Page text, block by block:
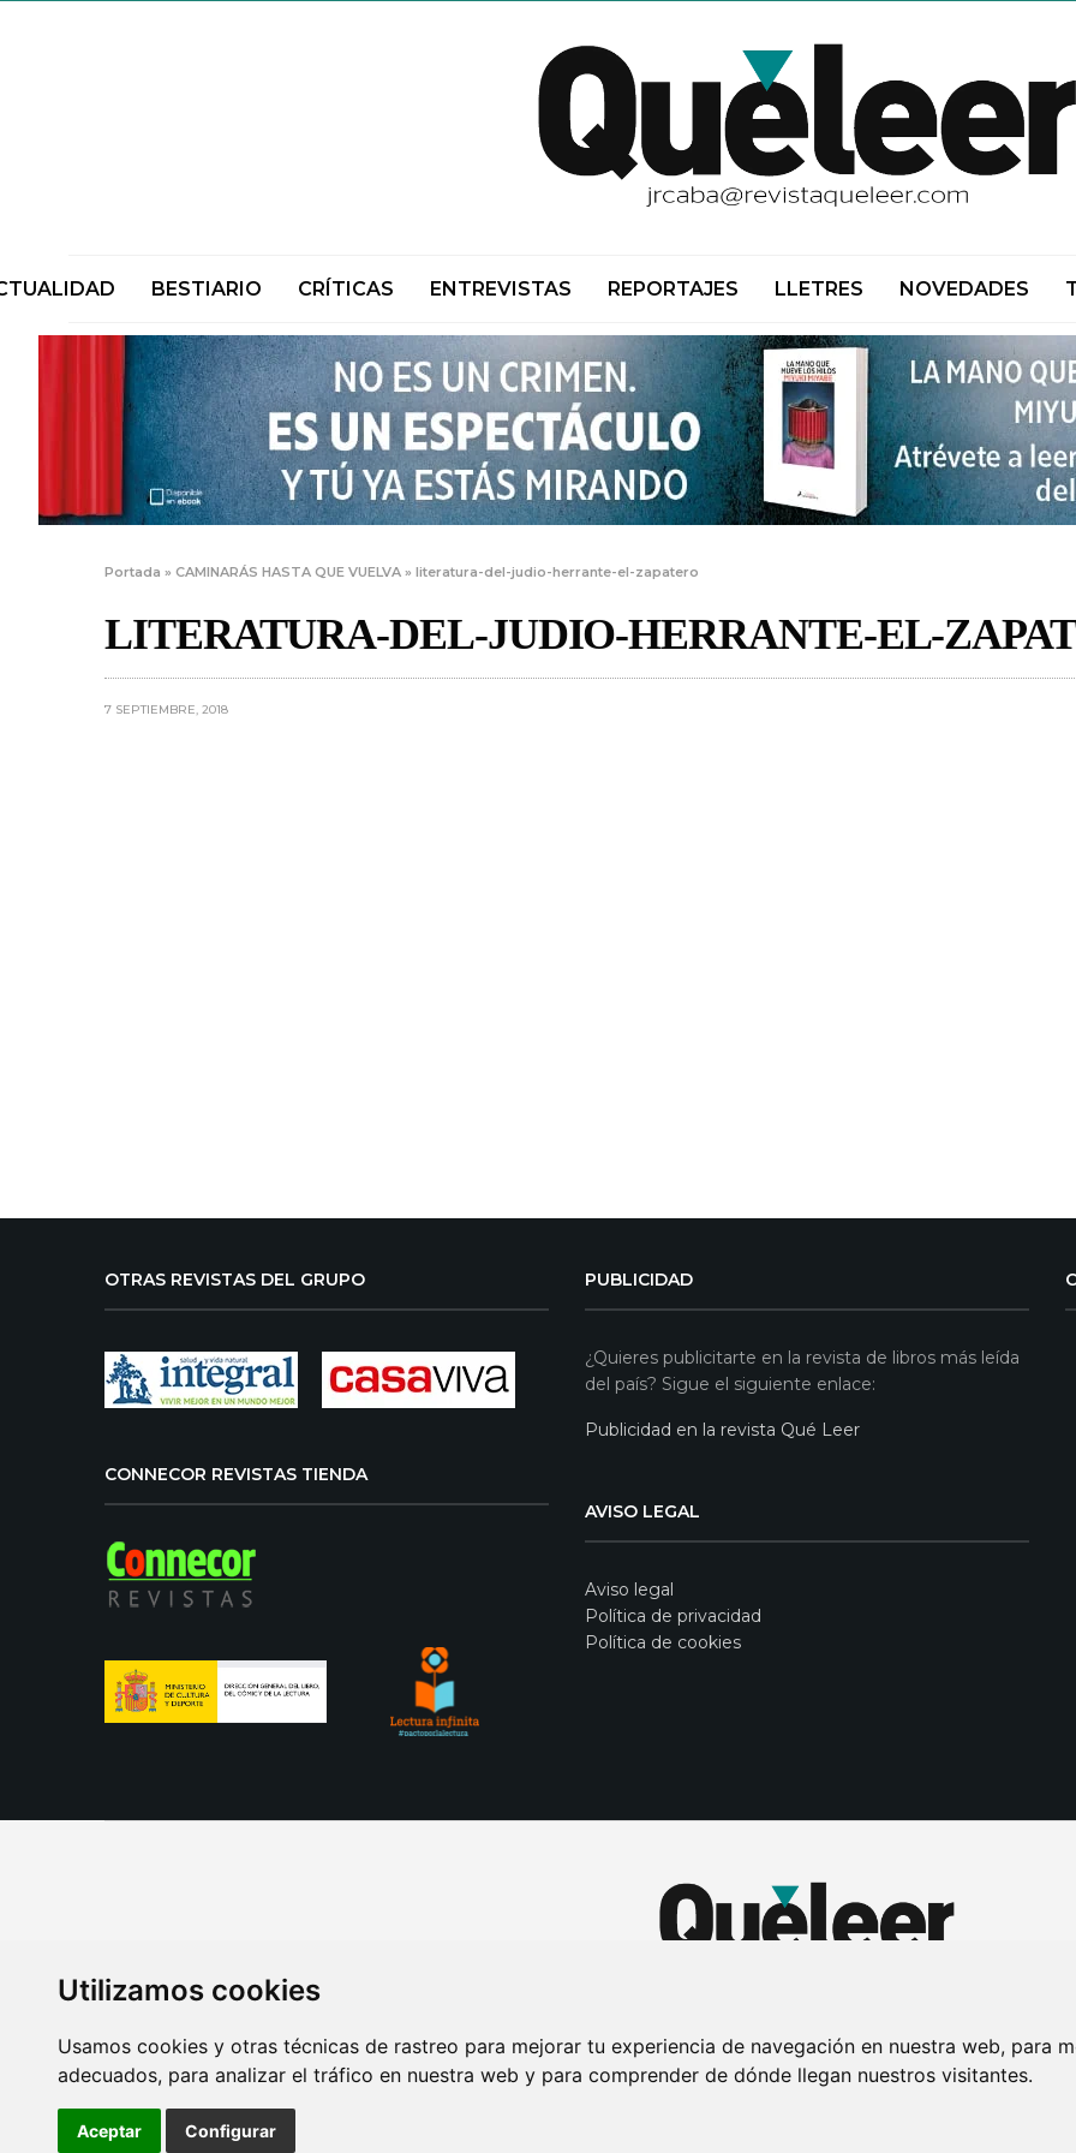
Utilizamos cookies
Usamos cookies y otras técnicas de rastreo para mejorar tu experiencia de navegación en nuestra web, para
adecuados, para analizar el tráfico en nuestra web y para comprender de dónde llegan nuestros visitantes.
Aceptar Configurar
BESTIARIO CRÍTICAS ENTREVISTAS REPORTAJES LLETRES NOVEDADES
Portada »CAMINARÁS HASTA QUE VUELVA »literatura-del-judio-herrante-el-zapatero
LITERATURA-DEL-JUDIO-HERRANTE-EL-
7 SEPTIEMBRE, 2018
OTRAS REVISTAS DEL GRUPO
CONNECOR REVISTAS TIENDA
PUBLICIDAD
¿Quieres publicitarte en la revista de libros más leída
del país? Sigue el siguiente enlace:
Publicidad en la revista Qué Leer
AVISO LEGAL
Aviso legal
Política de privacidad
Política de cookies
AVISO LEGAL POLITICA DE COOKIES POLITICA DE PRIVACIDAD PUBLICIDAD EN LA REVISTA QUÉ LEER SORTEO-